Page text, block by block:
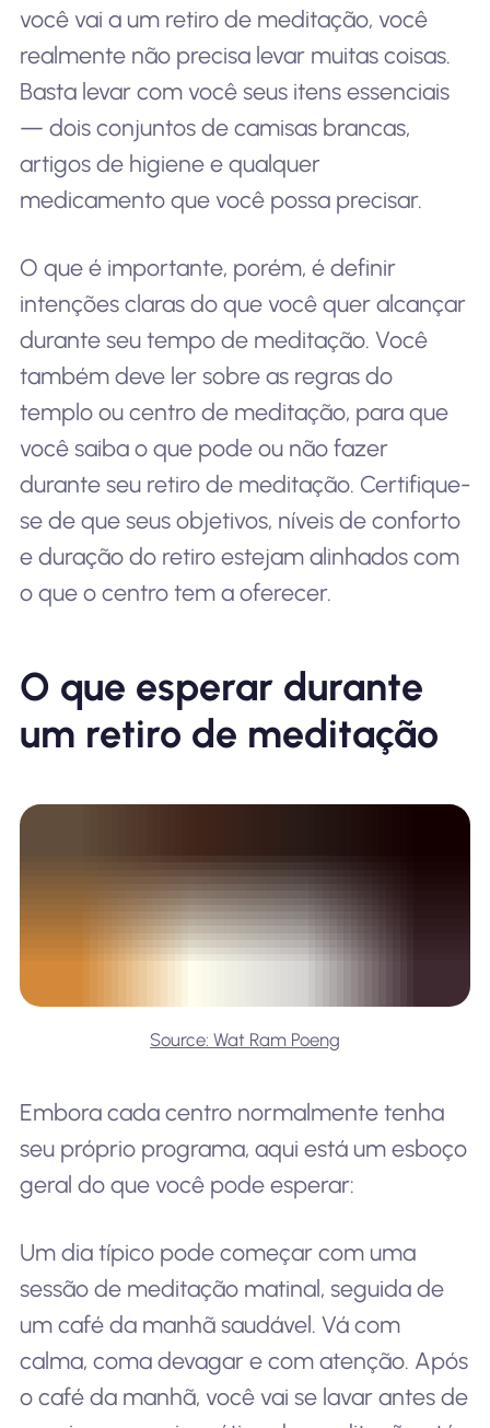
você vai a um retiro de meditação, você
realmente não precisa levar muitas coisas.
Basta levar com você seus itens essenciais
— dois conjuntos de camisas brancas,
artigos de higiene e qualquer
medicamento que você possa precisar.
O que é importante, porém, é definir
intenções claras do que você quer alcançar
durante seu tempo de meditação. Você
também deve ler sobre as regras do
templo ou centro de meditação, para que
você saiba o que pode ou não fazer
durante seu retiro de meditação. Certifique-
se de que seus objetivos, níveis de conforto
e duração do retiro estejam alinhados com
o que o centro tem a oferecer.
O que esperar durante
um retiro de meditação
Source: Wat Ram Poeng
Embora cada centro normalmente tenha
seu próprio programa, aqui está um esboço
geral do que você pode esperar:
Um dia típico pode começar com uma
sessão de meditação matinal, seguida de
um café da manhã saudável. Vá com
calma, coma devagar e com atenção. Após
o café da manhã, você vai se lavar antes de